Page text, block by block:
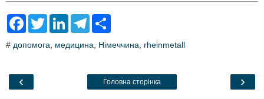
F
e
o
T
t
L
k
T
e
a
r
# допомога, медицина, Німеччина, rheinmetall
‹ ›
Головна сторінка